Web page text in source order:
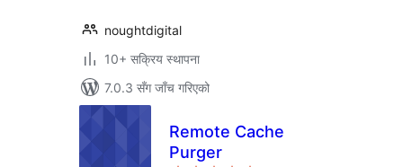
noughtdigital
10+ सक्रिय स्थापना
7.0.3 सँग जाँच गरिएको
Remote Cache
Purger